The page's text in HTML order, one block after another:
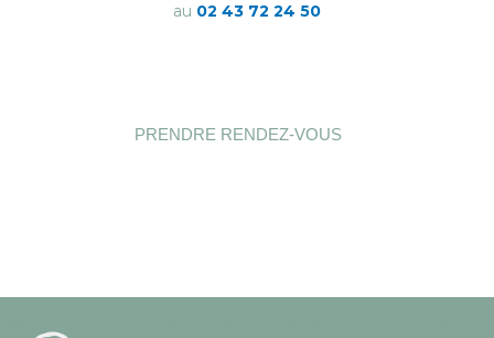
au 02 43 72 24 50
PRENDRE RENDEZ-VOUS